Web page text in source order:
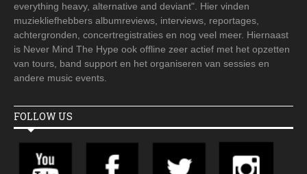
everything heavy, alternative and deviant". Hier vinden
muziekliefhebbers albumreviews, interviews, reportages,
achtergronden, concertregistraties en nog veel meer. Hiernaast
is Never Mind The Hype ook offline zeer actief met het opzetten
van tours, band support en het organiseren van sessies en
andere music events.
FOLLOW US